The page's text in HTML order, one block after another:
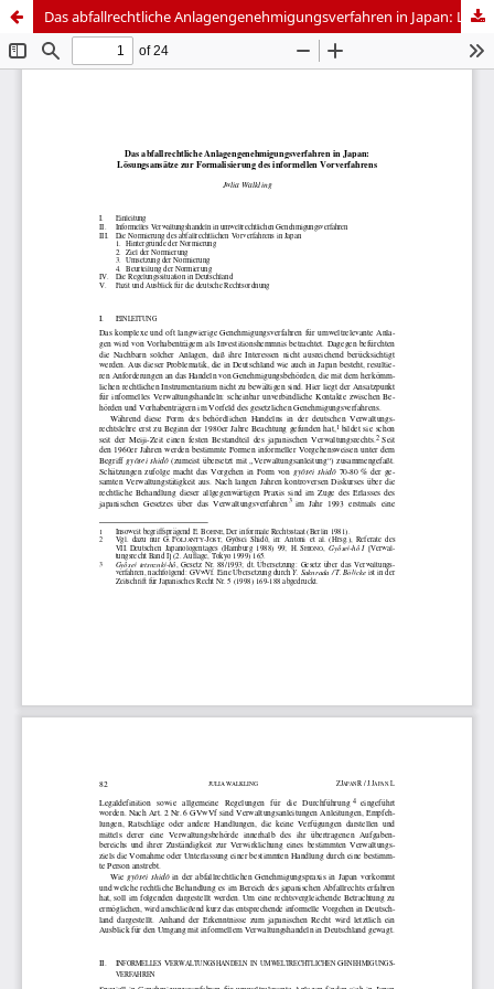
Das abfallrechtliche Anlagengenehmigungsverfahren in Japan: Lösungsansätze zur Formalisierung des informellen Vorverfahrens